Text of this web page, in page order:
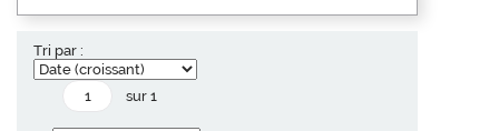
Tri par :
sur 1